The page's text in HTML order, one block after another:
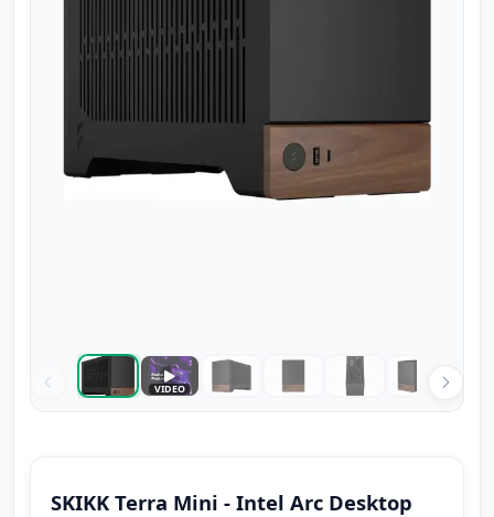
Speel video
VIDEO
SKIKK Terra Mini - Intel Arc Desktop